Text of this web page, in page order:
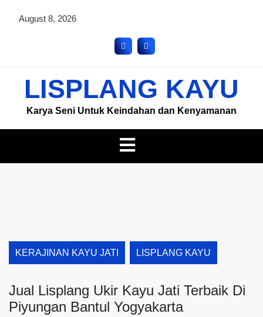
August 8, 2026
LISPLANG KAYU
Karya Seni Untuk Keindahan dan Kenyamanan
KERAJINAN KAYU JATI LISPLANG KAYU
Jual Lisplang Ukir Kayu Jati Terbaik Di
Piyungan Bantul Yogyakarta